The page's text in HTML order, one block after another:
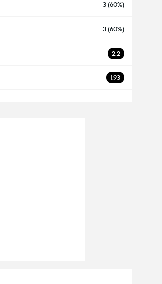
3 (60%)
3 (60%)
2.2
1.93